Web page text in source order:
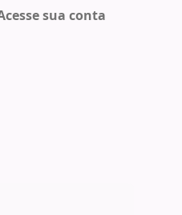
sua conta